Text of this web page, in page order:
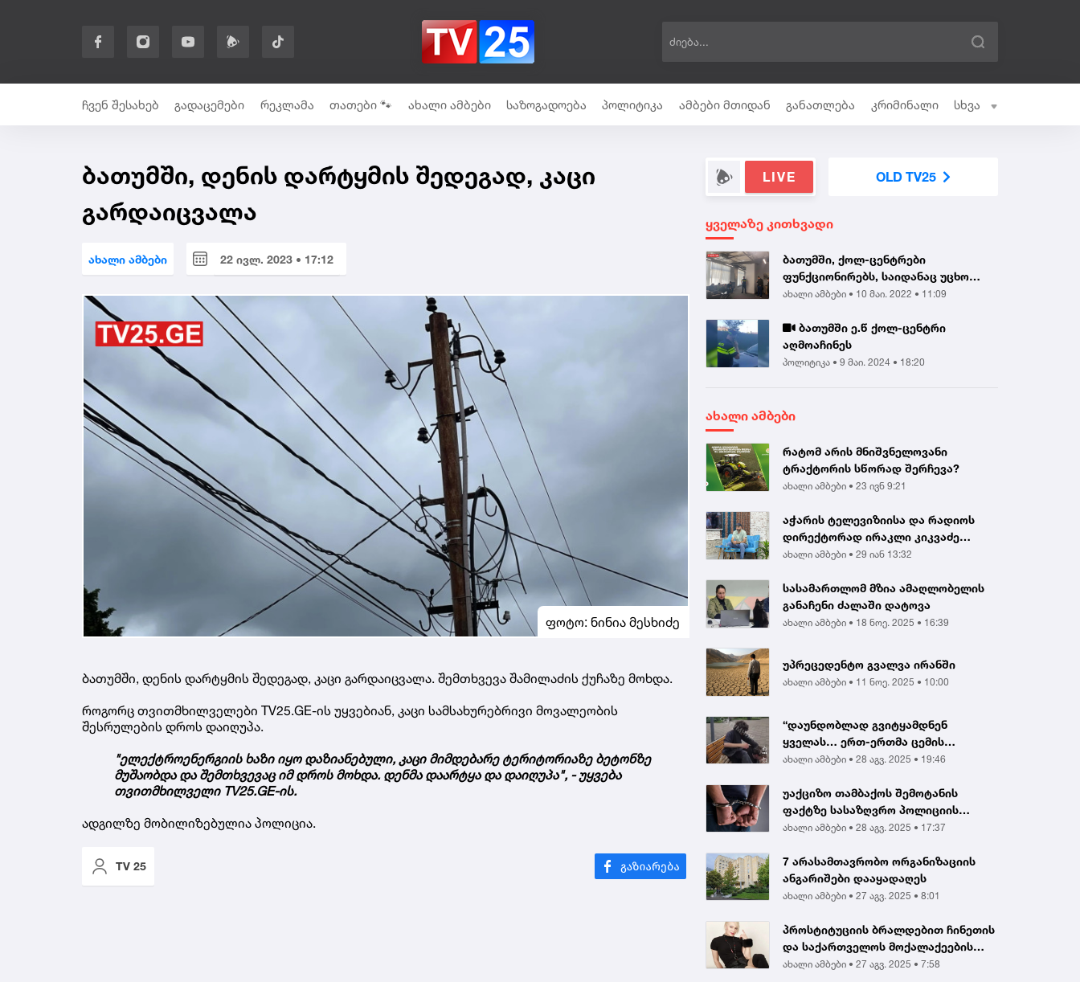
ჩვენ შესახებ გადაცემები რეკლამა თათები 🐾 ახალი ამბები საზოგადოება პოლიტიკა ამბები მთიდან განათლება კრიმინალი სხვა
ბათუმში, დენის დარტყმის შედეგად, კაცი
გარდაიცვალა
ახალი ამბები 22 ივლ. 2023 • 17:12
ფოტო: ნინია მესხიძე
ბათუმში, დენის დარტყმის შედეგად, კაცი გარდაიცვალა. შემთხვევა შამილაძის ქუჩაზე მოხდა.
როგორც თვითმხილველები TV25.GE-ის უყვებიან, კაცი სამსახურებრივი მოვალეობის
შესრულების დროს დაიღუპა.
"ელექტროენერგიის ხაზი იყო დაზიანებული, კაცი მიმდებარე ტერიტორიაზე ბეტონზე
მუშაობდა და შემთხვევაც იმ დროს მოხდა. დენმა დაარტყა და დაიღუპა", - უყვება
თვითმხილველი TV25.GE-ის.
ადგილზე მობილიზებულია პოლიცია.
TV 25
LIVE OLD TV25
ყველაზე კითხვადი
ბათუმში, ქოლ-ცენტრები
ფუნქციონირებს, საიდანაც უცხო
ქვეყნის მოქალაქეებს...
ახალი ამბები • 10 მაი. 2022 • 11:09
ბათუმში ე.წ ქოლ-ცენტრი
აღმოაჩინეს
პოლიტიკა • 9 მაი. 2024 • 18:20
ახალი ამბები
რატომ არის მნიშვნელოვანი
ტრაქტორის სწორად შერჩევა?
ახალი ამბები • 23 ივნ 9:21
აჭარის ტელევიზიისა და რადიოს
დირექტორად ირაკლი კიკვაძე
აირჩიეს
ახალი ამბები • 29 იან 13:32
სასამართლომ მზია ამაღლობელის
განაჩენი ძალაში დატოვა
ახალი ამბები • 18 ნოე. 2025 • 16:39
უპრეცედენტო გვალვა ირანში
ახალი ამბები • 11 ნოე. 2025 • 10:00
“დაუნდობლად გვიტყამდნენ
ყველას… ერთ-ერთმა ცემის
შედეგად გონება დაკარგა...
ახალი ამბები • 28 აგვ. 2025 • 19:46
უაქციზო თამბაქოს შემოტანის
ფაქტზე სასაზღვრო პოლიციის
ინსპექტორი და ერთ...
ახალი ამბები • 28 აგვ. 2025 • 17:37
7 არასამთავრობო ორგანიზაციის
ანგარიშები დააყადაღეს
ახალი ამბები • 27 აგვ. 2025 • 8:01
პროსტიტუციის ბრალდებით ჩინეთის
და საქართველოს მოქალაქეების
დააკავეს |...
ახალი ამბები • 27 აგვ. 2025 • 7:58